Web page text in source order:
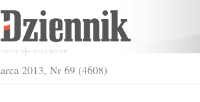
2013, Nr 69 (4608)